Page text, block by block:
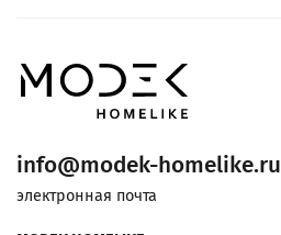
info@modek-homelike.ru
электронная почта